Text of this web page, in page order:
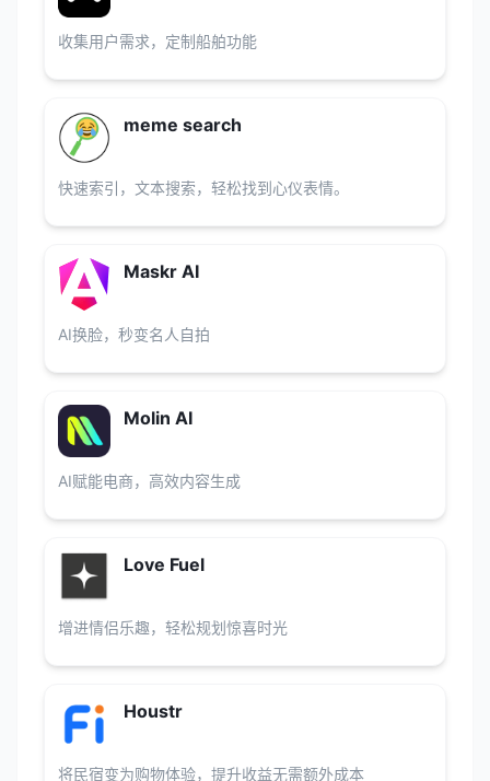
收集用户需求，定制船舶功能
meme search
快速索引，文本搜索，轻松找到心仪表情。
Maskr AI
AI换脸，秒变名人自拍
Molin AI
AI赋能电商，高效内容生成
Love Fuel
增进情侣乐趣，轻松规划惊喜时光
Houstr
将民宿变为购物体验，提升收益无需额外成本